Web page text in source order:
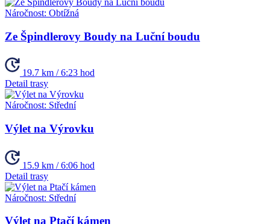
Náročnost: Obtížná
Ze Špindlerovy Boudy na Luční boudu
19.7 km / 6:23 hod
Detail trasy
Náročnost: Střední
Výlet na Výrovku
15.9 km / 6:06 hod
Detail trasy
Náročnost: Střední
Výlet na Ptačí kámen